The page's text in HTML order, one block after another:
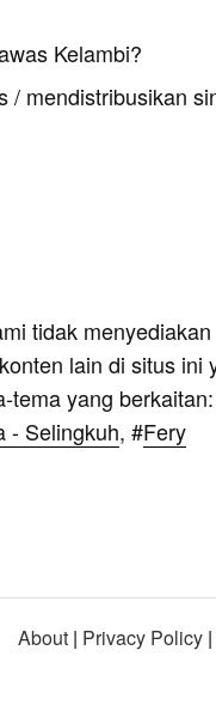
Kelambi?
/ mendistribusikan
tidak menyediakan
lain di situs ini
tema yang berkaitan:
- Selingkuh, #Fery
About | Privacy Policy |